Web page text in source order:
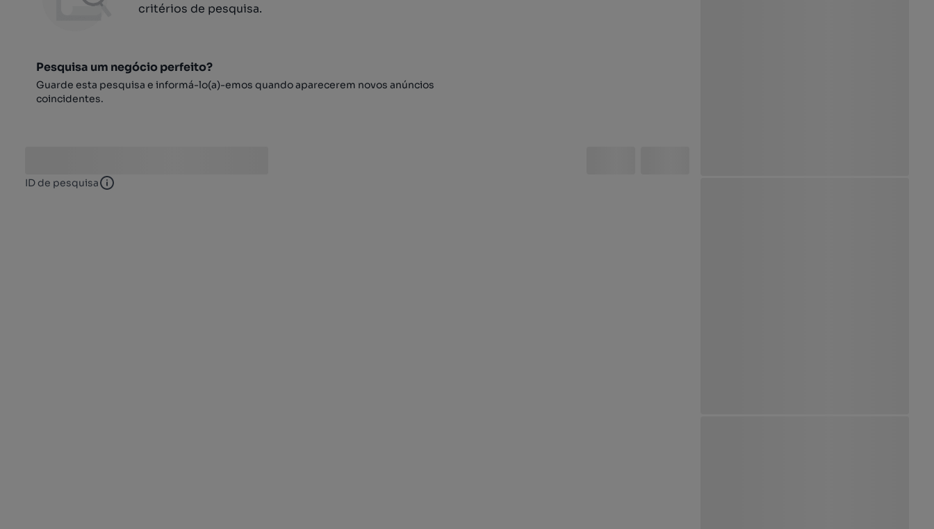
critérios de pesquisa.
Pesquisa um negócio perfeito?
Guarde esta pesquisa e informá-lo(a)-emos quando aparecerem novos anúncios
coincidentes.
ID de pesquisa ID de pesquisa